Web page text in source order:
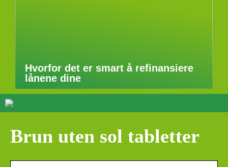
Hvorfor det er smart å refinansiere
lånene dine
Brun uten sol tabletter